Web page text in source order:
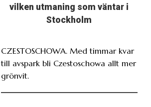
vilken utmaning som väntar i
Stockholm
CZESTOSCHOWA. Med timmar kvar
till avspark bli Czestoschowa allt mer
grönvit.